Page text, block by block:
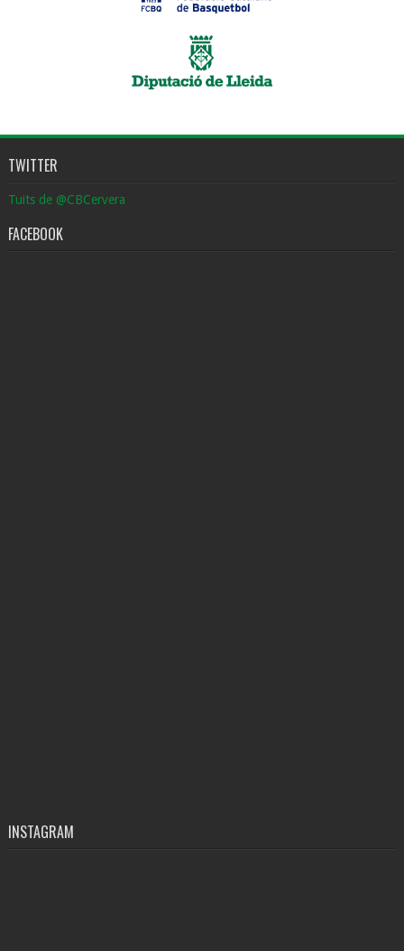
TWITTER
Tuits de @CBCervera
FACEBOOK
INSTAGRAM